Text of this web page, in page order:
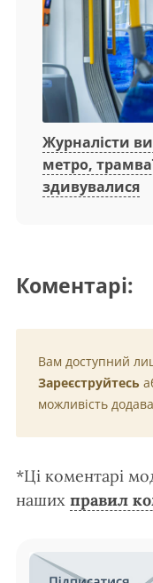
Журналісти
метро,
здивувалися
Коментарі:
Вам доступний
Зареєструйтесь
можливість
*Ці коментарі
наших правил